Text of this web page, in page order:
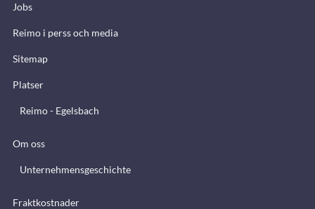
Jobs
Reimo i perss och media
Sitemap
Platser
Reimo - Egelsbach
Om oss
Unternehmensgeschichte
Fraktkostnader